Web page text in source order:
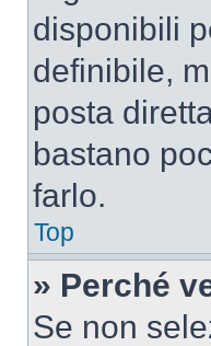
disponibili
definibile,
posta
bastano
farlo.
Top
» Perché
Se non